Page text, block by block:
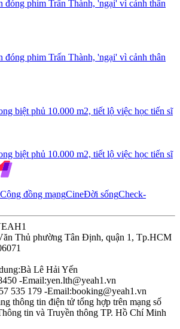
phim Trấn Thành, 'ngại' vì cảnh thân
phim Trấn Thành, 'ngại' vì cảnh thân
biệt phủ 10.000 m2, tiết lộ việc học tiến sĩ
biệt phủ 10.000 m2, tiết lộ việc học tiến sĩ
Cộng đồng mạngCineĐời sốngCheck-
Thủ phường Tân Định, quận 1, Tp.HCM
Bà Lê Hải Yến
-Email:yen.lth@yeah1.vn
535 179 -Email:booking@yeah1.vn
thông tin điện tử tổng hợp trên mạng số
tin và Truyền thông TP. Hồ Chí Minh